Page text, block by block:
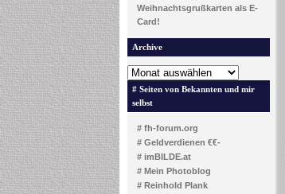
Weihnachtsgrußkarten als E-
Card!
Archive
# Seiten von Bekannten und mir
selbst
# fh-forum.org
# Geldverdienen €€-
# imBILDE.at
# Mein Photoblog
# Reinhold Plank